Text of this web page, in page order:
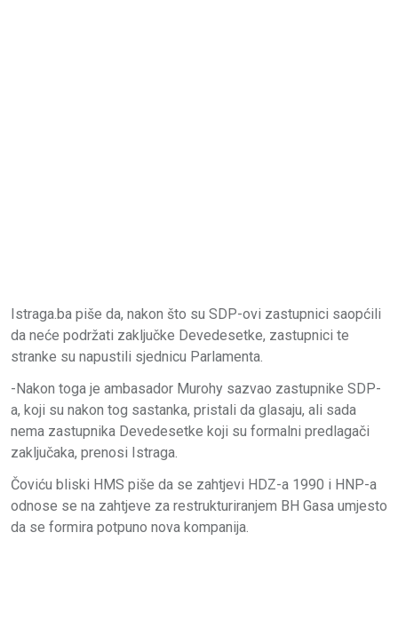
Istraga.ba piše da, nakon što su SDP-ovi zastupnici saopćili
da neće podržati zaključke Devedesetke, zastupnici te
stranke su napustili sjednicu Parlamenta.
-Nakon toga je ambasador Murohy sazvao zastupnike SDP-
a, koji su nakon tog sastanka, pristali da glasaju, ali sada
nema zastupnika Devedesetke koji su formalni predlagači
zaključaka, prenosi Istraga.
Čoviću bliski HMS piše da se zahtjevi HDZ-a 1990 i HNP-a
odnose se na zahtjeve za restrukturiranjem BH Gasa umjesto
da se formira potpuno nova kompanija.